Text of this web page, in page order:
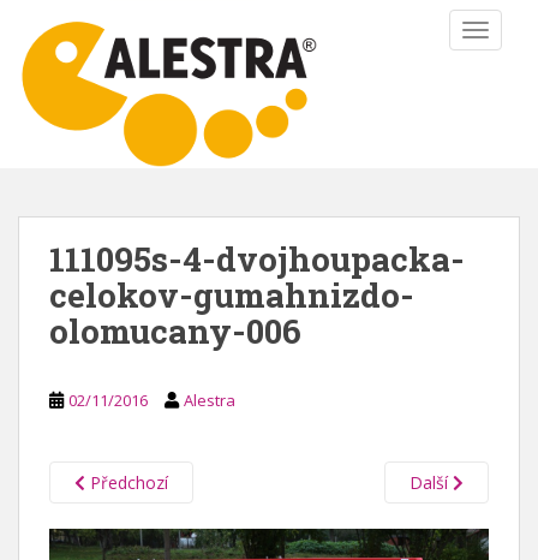
111095s-4-dvojhoupacka-
celokov-gumahnizdo-
olomucany-006
02/11/2016 Alestra
Předchozí Další